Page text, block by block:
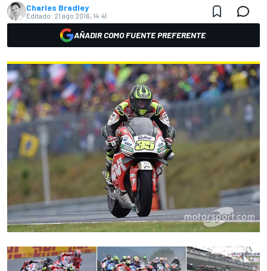
Charles Bradley
Editado: 21 ago 2016, 14:41
AÑADIR COMO FUENTE PREFERENTE